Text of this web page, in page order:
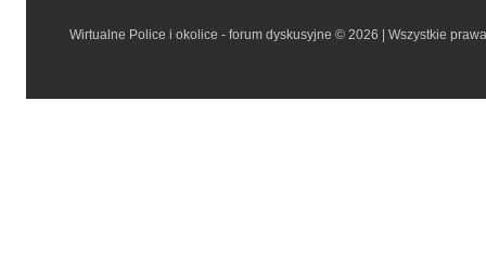
Wirtualne Police i okolice - forum dyskusyjne © 2026 | Wszystkie